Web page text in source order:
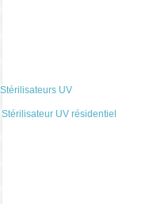
Stérilisateurs UV
Stérilisateur UV résidentiel